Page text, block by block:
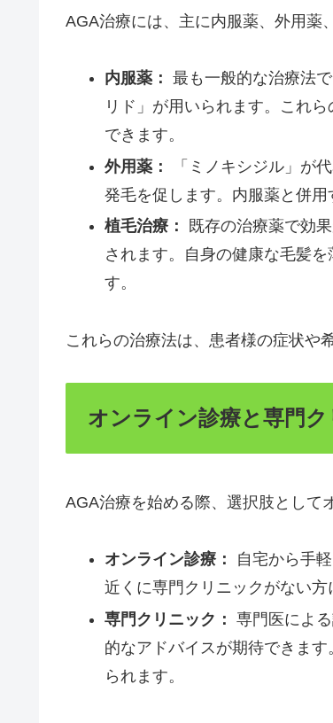
AGA治療には、主に内服薬、外用薬
内服薬： 最も一般的な治療法
リド」が用いられます。これ
できます。
外用薬：
「ミノキシジル」が
発毛を促します。内服薬と併用
植毛治療：
既存の治療薬で効
されます。自身の健康な毛髪
す。
これらの治療法は、患者様の症状や
オンライン診療と専門
AGA治療を始める際、選択肢として
オンライン診療：
自宅から手
近くに専門クリニックがない方
専門クリニック： 専門医によ
的なアドバイスが期待できま
られます。